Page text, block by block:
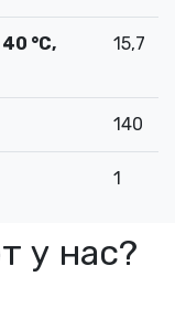
°С,
15,7
140
1
у нас?